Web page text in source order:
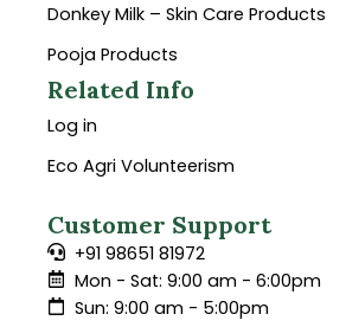
Donkey Milk – Skin Care Products
Pooja Products
Related Info
Log in
Eco Agri Volunteerism
Customer Support
+91 98651 81972
Mon - Sat: 9:00 am - 6:00pm
Sun: 9:00 am - 5:00pm